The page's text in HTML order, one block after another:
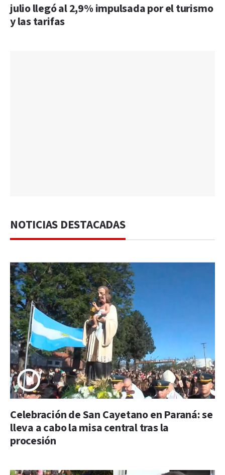
julio llegó al 2,9% impulsada por el turismo
y las tarifas
NOTICIAS DESTACADAS
Celebración de San Cayetano en Paraná: se
lleva a cabo la misa central tras la
procesión